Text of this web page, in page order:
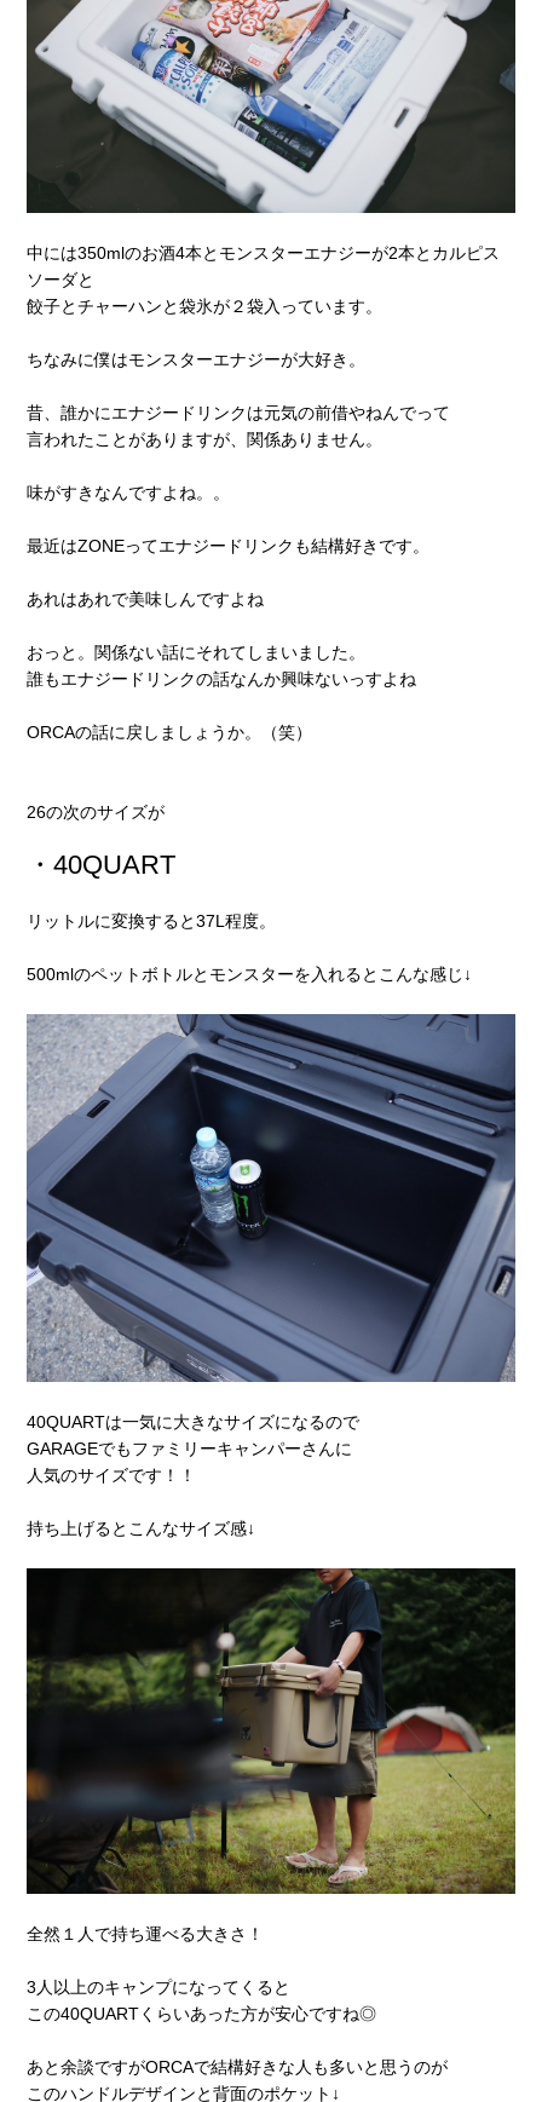
中には350mlのお酒4本とモンスターエナジーが2本とカルピス
ソーダと
餃子とチャーハンと袋氷が２袋入っています。
ちなみに僕はモンスターエナジーが大好き。
昔、誰かにエナジードリンクは元気の前借やねんでって
言われたことがありますが、関係ありません。
味がすきなんですよね。。
最近はZONEってエナジードリンクも結構好きです。
あれはあれで美味しんですよね
おっと。関係ない話にそれてしまいました。
誰もエナジードリンクの話なんか興味ないっすよね
ORCAの話に戻しましょうか。（笑）
26の次のサイズが
・40QUART
リットルに変換すると37L程度。
500mlのペットボトルとモンスターを入れるとこんな感じ↓
40QUARTは一気に大きなサイズになるので
GARAGEでもファミリーキャンパーさんに
人気のサイズです！！
持ち上げるとこんなサイズ感↓
全然１人で持ち運べる大きさ！
3人以上のキャンプになってくると
この40QUARTくらいあった方が安心ですね◎
あと余談ですがORCAで結構好きな人も多いと思うのが
このハンドルデザインと背面のポケット↓